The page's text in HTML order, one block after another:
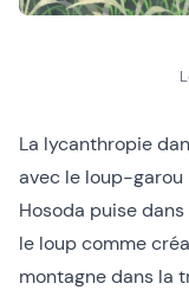
La lycanthropie
avec le loup-
Hosoda puise
le loup comme
montagne dans la